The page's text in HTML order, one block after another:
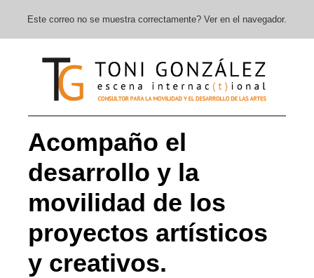
Este correo no se muestra correctamente? Ver en el navegador.
Acompaño el
desarrollo y la
movilidad de los
proyectos artísticos
y creativos.